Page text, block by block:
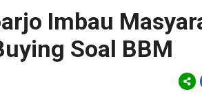
Imbau
Soal BBM